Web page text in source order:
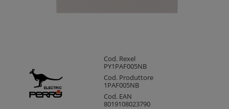
Cod. Rexel
PY1PAF005NB
Cod. Produttore
1PAF005NB
Cod. EAN
8019108023790